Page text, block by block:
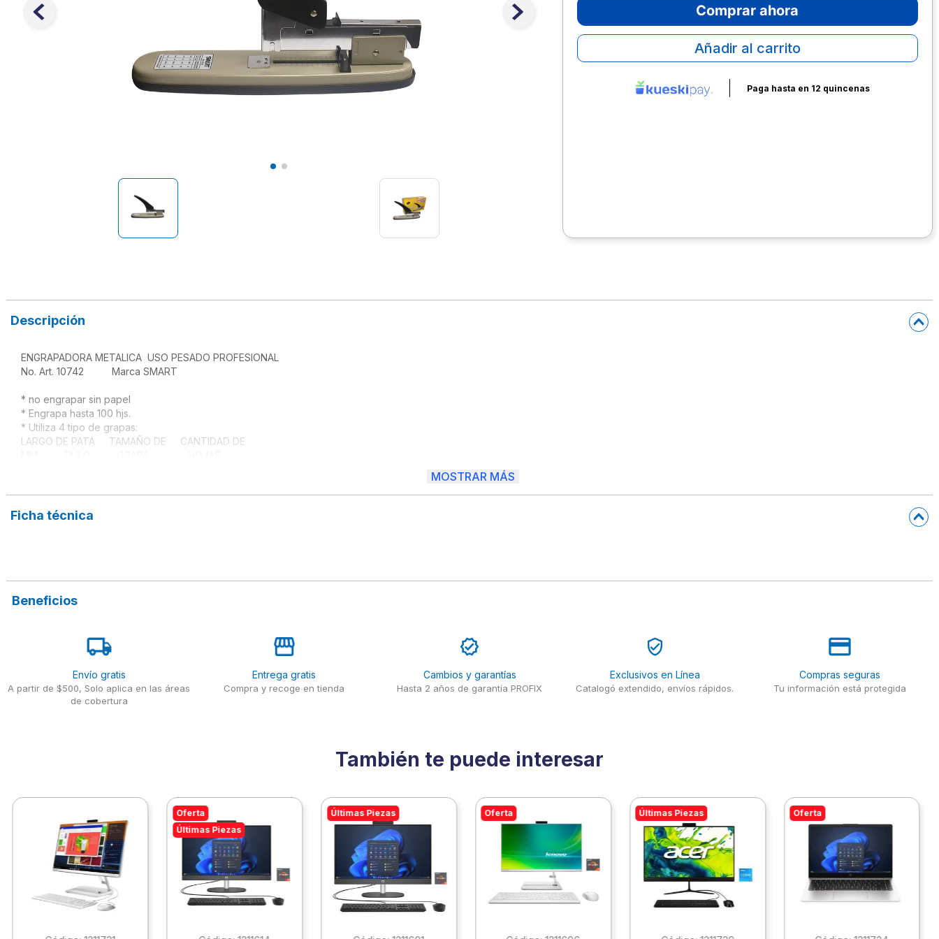
Comprar ahora
Añadir al carrito
Paga hasta en 12 quincenas
Descripción
ENGRAPADORA METALICA  USO PESADO PROFESIONAL
No. Art. 10742          Marca SMART
* no engrapar sin papel
* Engrapa hasta 100 hjs.
* Utiliza 4 tipo de grapas:
LARGO DE PATA     TAMAÑO DE     CANTIDAD DE
                  12/6
8mm.          5/16"            23/8                  30-50
                 12/10
13mm.       1/2"             23/13                 50-100
                 24/13
MOSTRAR MÁS
Ficha técnica
Beneficios
Envío gratis
A partir de $500, Solo aplica en las áreas
de cobertura
Entrega gratis
Compra y recoge en tienda
Cambios y garantías
Hasta 2 años de garantía PROFIX
Exclusivos en Línea
Catalogó extendido, envíos rápidos.
Compras seguras
Tu información está protegida
También te puede interesar
Oferta
Últimas Piezas
Últimas Piezas Oferta Últimas Piezas Oferta
10